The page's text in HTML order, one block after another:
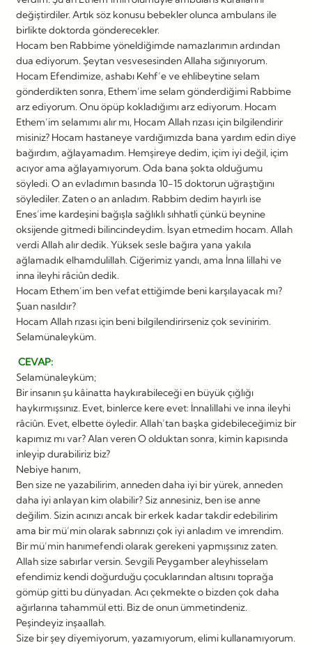
değiştirdiler. Artık söz konusu bebekler olunca ambulans ile
birlikte doktorda gönderecekler.
Hocam ben Rabbime yöneldiğimde namazlarımın ardından
dua ediyorum. Şeytan vesvesesinden Allaha sığınıyorum.
Hocam Efendimize, ashabı Kehf’e ve ehlibeytine selam
gönderdikten sonra, Ethem’ime selam gönderdiğimi Rabbime
arz ediyorum. Onu öpüp kokladığımı arz ediyorum. Hocam
Ethem’im selamımı alır mı, Hocam Allah rızası için bilgilendirir
misiniz? Hocam hastaneye vardığımızda bana yardım edin diye
bağırdım, ağlayamadım. Hemşireye dedim, içim iyi değil, içim
acıyor ama ağlayamıyorum. Oda bana şokta olduğumu
söyledi. O an evladımın basında 10-15 doktorun uğraştığını
söylediler. Zaten o an anladım. Rabbim dedim hayırlı ise
Enes’ime kardeşini bağışla sağlıklı sıhhatli çünkü beynine
oksijende gitmedi bilincindeydim. İsyan etmedim hocam. Allah
verdi Allah alır dedik. Yüksek sesle bağıra yana yakıla
ağlamadık elhamdulillah. Ciğerimiz yandı, ama İnna lillahi ve
inna ileyhi râciûn dedik.
Hocam Ethem’im ben vefat ettiğimde beni karşılayacak mı?
Şuan nasıldır?
Hocam Allah rızası için beni bilgilendirirseniz çok sevinirim.
Selamünaleyküm.
CEVAP:
Selamünaleyküm;
Bir insanın şu kâinatta haykırabileceği en büyük çığlığı
haykırmışsınız. Evet, binlerce kere evet: İnnalillahi ve inna ileyhi
râciûn. Evet, elbette öyledir. Allah’tan başka gidebileceğimiz bir
kapımız mı var? Alan veren O olduktan sonra, kimin kapısında
inleyip durabiliriz biz?
Nebiye hanım,
Ben size ne yazabilirim, anneden daha iyi bir yürek, anneden
daha iyi anlayan kim olabilir? Siz annesiniz, ben ise anne
değilim. Sizin acınızı ancak bir erkek kadar takdir edebilirim
ama bir mü’min olarak sabrınızı çok iyi anladım ve imrendim.
Bir mü’min hanımefendi olarak gerekeni yapmışsınız zaten.
Allah size sabırlar versin. Sevgili Peygamber aleyhisselam
efendimiz kendi doğurduğu çocuklarından altısını toprağa
gömüp gitti bu dünyadan. Acı çekmekte o bizden çok daha
ağırlarına tahammül etti. Biz de onun ümmetindeniz.
Peşindeyiz inşaallah.
Size bir şey diyemiyorum, yazamıyorum, elimi kullanamıyorum.